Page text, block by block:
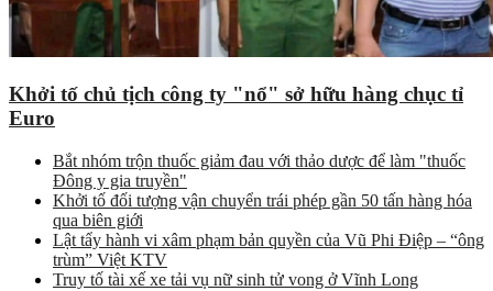
Khởi tố chủ tịch công ty "nổ" sở hữu hàng chục tỉ
Euro
Bắt nhóm trộn thuốc giảm đau với thảo dược để làm "thuốc
Đông y gia truyền"
Khởi tố đối tượng vận chuyển trái phép gần 50 tấn hàng hóa
qua biên giới
Lật tẩy hành vi xâm phạm bản quyền của Vũ Phi Điệp – “ông
trùm” Việt KTV
Truy tố tài xế xe tải vụ nữ sinh tử vong ở Vĩnh Long